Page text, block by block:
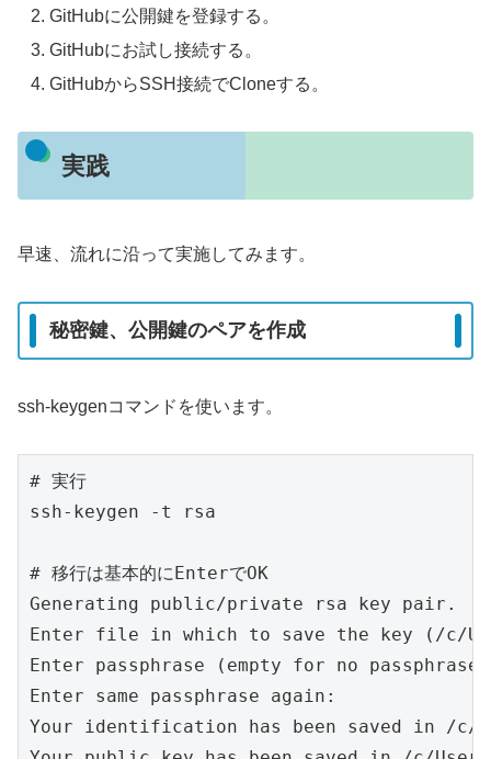
GitHubに公開鍵を登録する。
GitHubにお試し接続する。
GitHubからSSH接続でCloneする。
実践
早速、流れに沿って実施してみます。
秘密鍵、公開鍵のペアを作成
ssh-keygenコマンドを使います。
# 実行
ssh-keygen -t rsa
# 移行は基本的にEnterでOK
Generating public/private rsa key pair.
Enter file in which to save the key (/c/
Enter passphrase (empty for no
Enter same passphrase again:
Your identification has been saved in /c/